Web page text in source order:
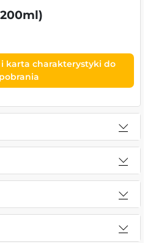
karta charakterystyki do
pobrania